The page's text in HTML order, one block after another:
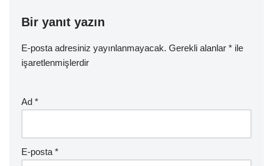
Bir yanıt yazın
E-posta adresiniz yayınlanmayacak. Gerekli alanlar * ile
işaretlenmişlerdir
Ad *
E-posta *